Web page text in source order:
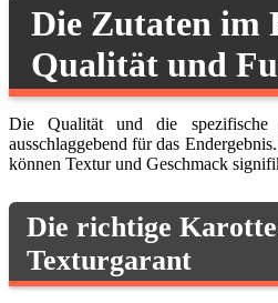
Die Zutaten im
Qualität und
Die Qualität und die
ausschlaggebend für das
können Textur und Geschmack
Die richtige
Texturgarant